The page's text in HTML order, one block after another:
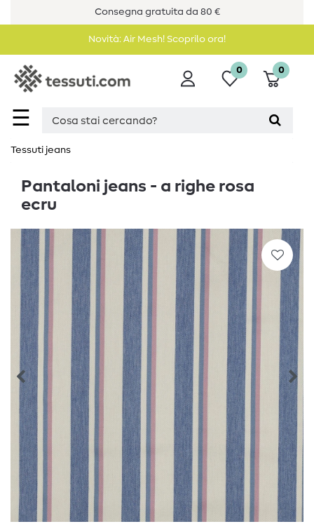
Consegna gratuita da 80 €
Novità: Air Mesh! Scoprilo ora!
☰
0 0
Tessuti jeans
Pantaloni jeans - a righe rosa
ecru